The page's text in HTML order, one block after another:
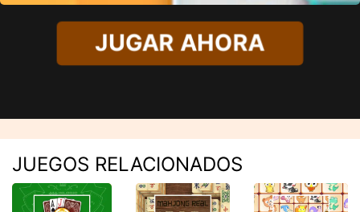
JUGAR AHORA
JUEGOS RELACIONADOS